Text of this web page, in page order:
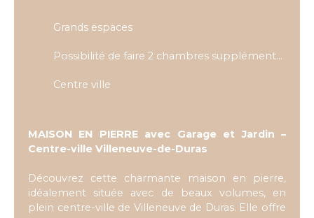
Grands espaces
Possibilité de faire 2 chambres supplémentaires
Centre ville
MAISON EN PIERRE avec Garage et Jardin –
Centre-ville Villeneuve-de-Duras
Découvrez cette charmante maison en pierre,
idéalement située avec de beaux volumes, en
plein centre-ville de Villeneuve de Duras. Elle offre